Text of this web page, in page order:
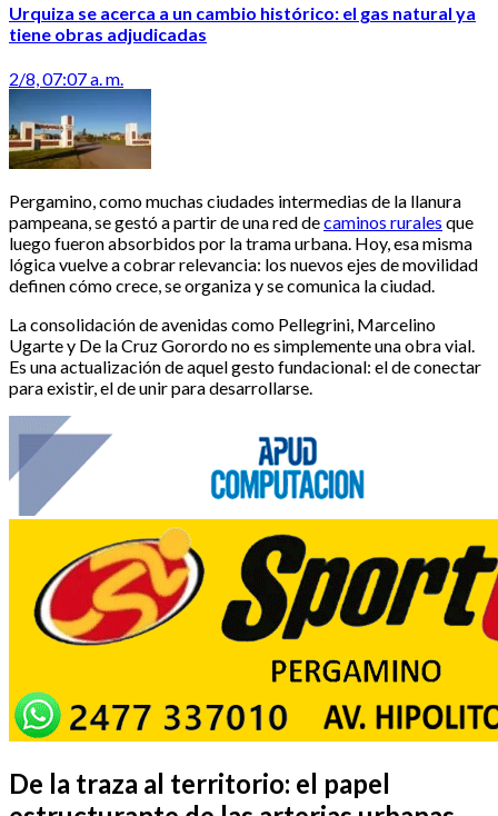
Urquiza se acerca a un cambio histórico: el gas natural ya
tiene obras adjudicadas
2/8, 07:07 a. m.
Pergamino, como muchas ciudades intermedias de la llanura
pampeana, se gestó a partir de una red decaminos rurales que
luego fueron absorbidos por la trama urbana. Hoy, esa misma
lógica vuelve a cobrar relevancia: los nuevos ejes de movilidad
definen cómo crece, se organiza y se comunica la ciudad.
La consolidación de avenidas como Pellegrini, Marcelino
Ugarte y De la Cruz Gorordo no es simplemente una obra vial.
Es una actualización de aquel gesto fundacional: el de conectar
para existir, el de unir para desarrollarse.
De la traza al territorio: el papel